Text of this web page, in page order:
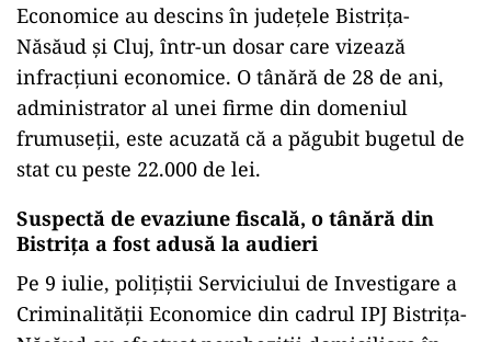
Economice au descins în județele Bistrița-
Năsăud și Cluj, într-un dosar care vizează
infracțiuni economice. O tânără de 28 de ani,
administrator al unei firme din domeniul
frumuseții, este acuzată că a păgubit bugetul de
stat cu peste 22.000 de lei.
Suspectă de evaziune fiscală, o tânără din
Bistrița a fost adusă la audieri
Pe 9 iulie, polițiștii Serviciului de Investigare a
Criminalității Economice din cadrul IPJ Bistrița-